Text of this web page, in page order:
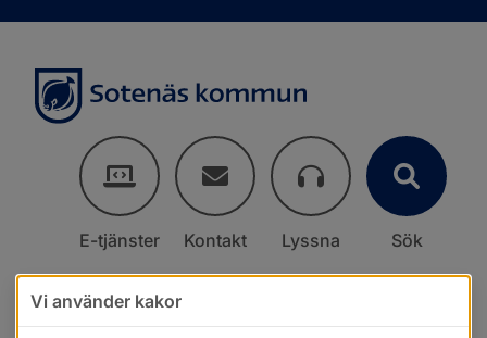
E-tjänster Kontakt Lyssna Sök
Vi använder kakor